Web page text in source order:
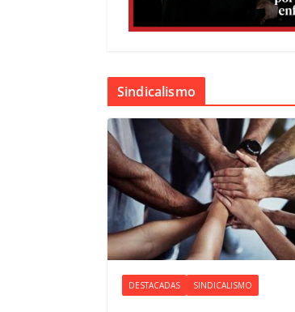
Sindicalismo
DESTACADAS SINDICALISMO